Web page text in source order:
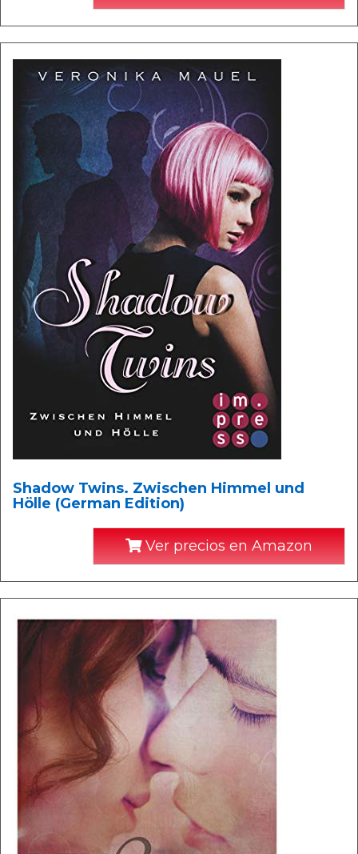
Shadow Twins. Zwischen Himmel und
Hölle (German Edition)
Ver precios en Amazon